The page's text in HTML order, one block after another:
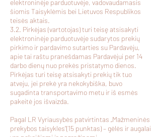
elektroninėje parduotuvėje, vadovaudamasis
šiomis Taisyklėmis bei Lietuvos Respublikos
teisės aktais.
3.2. Pirkėjas (vartotojas) turi teisę atsisakyti
elektroninėje parduotuvėje sudarytos prekių
pirkimo ir pardavimo sutarties su Pardavėju,
apie tai raštu pranešdamas Pardavėjui per 14
darbo dienų nuo prekės pristatymo dienos.
Pirkėjas turi teisę atsisakyti prekių tik tuo
atveju, jei prekė yra nekokybiška, buvo
sugadinta transportavimo metu ir iš esmės
pakeitė jos išvaizda.
Pagal LR Vyriausybės patvirtintas „Mažmeninės
prekybos taisykles“(15 punktas) – gėlės ir augalai